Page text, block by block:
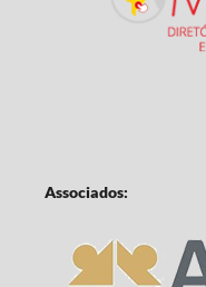
Associados: